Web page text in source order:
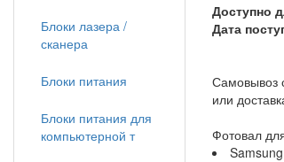
Доступно
Дата
Самовывоз
или
Фотовал
Samsung
Блоки лазера /
сканера
Блоки питания
Блоки питания для
компьютерной т